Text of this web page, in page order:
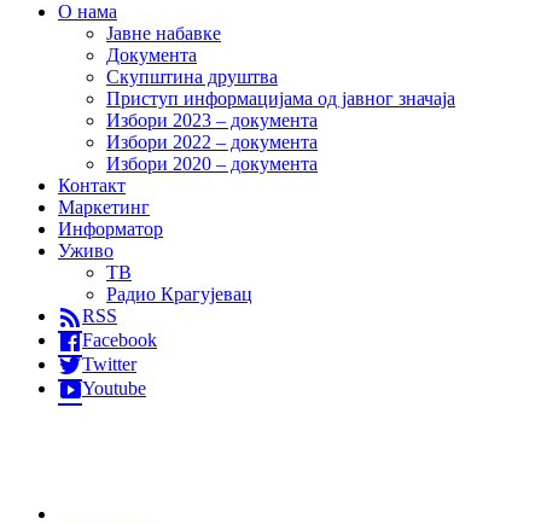
О нама
Јавне набавке
Документа
Скупштина друштва
Приступ информацијама од јавног значаја
Избори 2023 – документа
Избори 2022 – документа
Избори 2020 – документа
Контакт
Маркетинг
Информатор
Уживо
ТВ
Радио Крагујевац
RSS
Facebook
Twitter
Youtube